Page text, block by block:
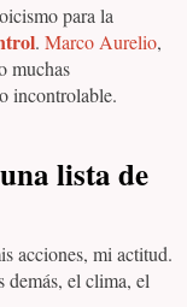
para la
. Marco Aurelio,
muchas
incontrolable.
lista de
acciones, mi actitud.
demás, el clima, el